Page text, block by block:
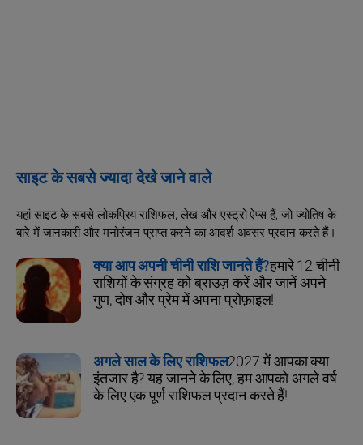
साइट के सबसे ज्यादा देखे जाने वाले
यहां साइट के सबसे लोकप्रिय राशिफल, लेख और एस्ट्रो ऐप्स हैं, जो ज्योतिष के
बारे में जानकारी और मनोरंजन प्राप्त करने का आदर्श अवसर प्रदान करते हैं।
क्या आप अपनी चीनी राशि जानते हैं?हमारे 12 चीनी
राशियों के संग्रह को ब्राउज़ करें और जानें अपने
गुण, दोष और प्रेम में अपना प्रोफ़ाइल!
अगले साल के लिए राशिफल2027 में आपका क्या
इंतजार है? यह जानने के लिए, हम आपको अगले वर्ष
के लिए एक पूर्ण राशिफल प्रदान करते हैं!